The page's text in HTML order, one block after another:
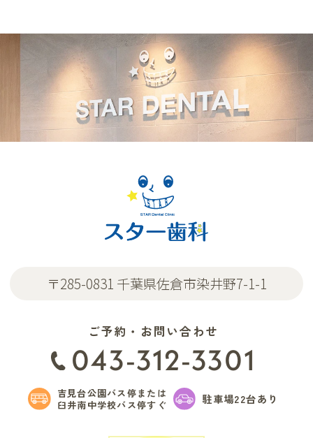
〒285-0831 千葉県佐倉市染井野7-1-1
ご予約・お問い合わせ
043-312-3301
吉見台公園バス停または
臼井南中学校バス停すぐ
駐車場22台あり